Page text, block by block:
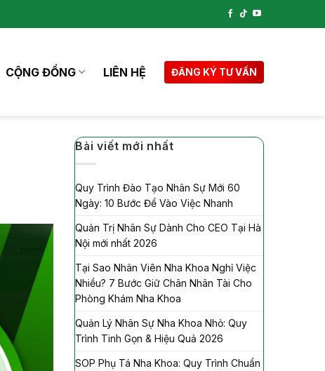
CỘNG ĐỒNG LIÊN HỆ ĐĂNG KÝ TƯ VẤN
Bài viết mới nhất
Quy Trình Đào Tạo Nhân Sự Mới 60
Ngày: 10 Bước Để Vào Việc Nhanh
Quản Trị Nhân Sự Dành Cho CEO Tại Hà
Nội mới nhất 2026
Tại Sao Nhân Viên Nha Khoa Nghỉ Việc
Nhiều? 7 Bước Giữ Chân Nhân Tài Cho
Phòng Khám Nha Khoa
Quản Lý Nhân Sự Nha Khoa Nhỏ: Quy
Trình Tinh Gọn & Hiệu Quả 2026
SOP Phụ Tá Nha Khoa: Quy Trình Chuẩn